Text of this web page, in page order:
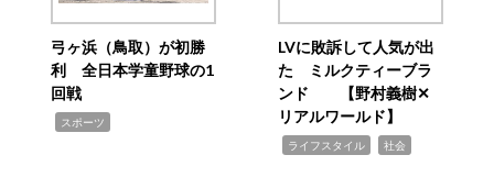
弓ヶ浜（鳥取）が初勝
利 全日本学童野球の1
回戦
スポーツ
LVに敗訴して人気が出
た ミルクティーブラ
ンド 【野村義樹✕
リアルワールド】
ライフスタイル 社会